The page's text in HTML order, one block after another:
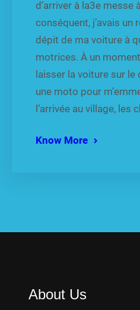
d’arriver à la3e messe
conséquent, j’avais un
dépit de ma voiture à
motrices. À un moment
laisser la voiture sur le
une moto pour
l’arrivée au village, les
Know More
About Us